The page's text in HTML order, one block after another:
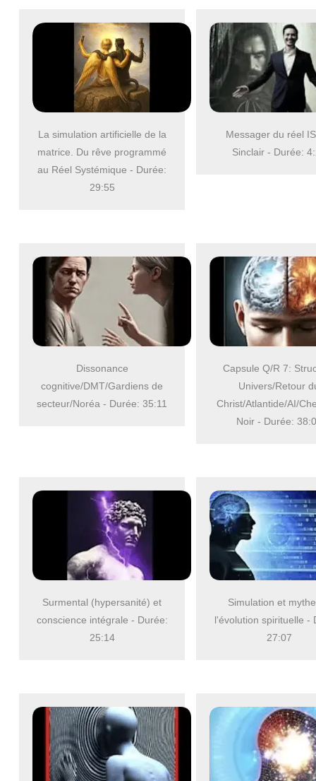
La simulation artificielle de la
matrice. Du rêve programmé
au Réel Systémique - Durée:
29:55
Messager du réel
Sinclair - Durée:
Dissonance
cognitive/DMT/Gardiens de
secteur/Noréa - Durée: 35:11
Capsule Q/R 7:
Univers/Retour
Christ/Atlantide/AI/
Noir - Durée:
Surmental (hypersanité) et
conscience intégrale - Durée:
25:14
Simulation et
l'évolution spirituelle -
27:07